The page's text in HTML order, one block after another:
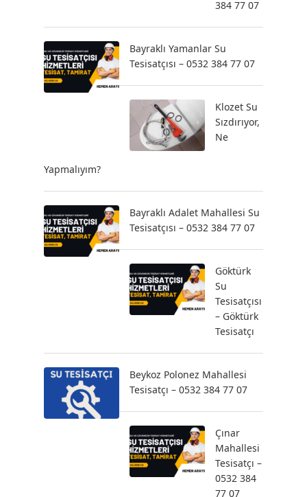
384 77 07
Bayraklı Yamanlar Su
Tesisatçısı – 0532 384 77 07
Klozet Su
Sızdırıyor,
Ne
Yapmalıyım?
Bayraklı Adalet Mahallesi Su
Tesisatçısı – 0532 384 77 07
Göktürk
Su
Tesisatçısı
– Göktürk
Tesisatçı
Beykoz Polonez Mahallesi
Tesisatçı – 0532 384 77 07
Çınar
Mahallesi
Tesisatçı –
0532 384
77 07